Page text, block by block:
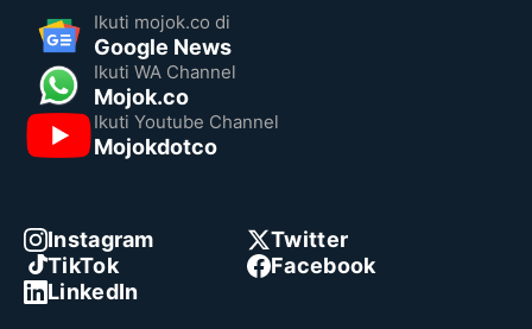
Ikuti mojok.co di
Google News
Ikuti WA Channel
Mojok.co
Ikuti Youtube Channel
Mojokdotco
Instagram
Twitter
TikTok
Facebook
LinkedIn